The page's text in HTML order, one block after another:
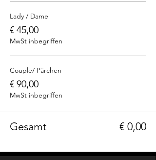
Lady / Dame
€ 45,00
MwSt inbegriffen
Couple/ Pärchen
€ 90,00
MwSt inbegriffen
Gesamt € 0,00